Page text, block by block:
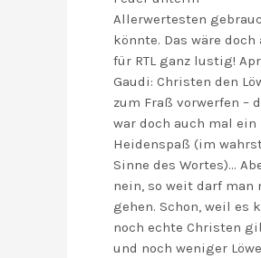
Allerwertesten
könnte. Das wäre doch
für RTL ganz lustig!
Gaudi: Christen den
zum Fraß vorwerfen –
war doch auch mal ein
Heidenspaß (im
Sinne des Wortes)…
nein, so weit darf man
gehen. Schon, weil es
noch echte Christen
und noch weniger